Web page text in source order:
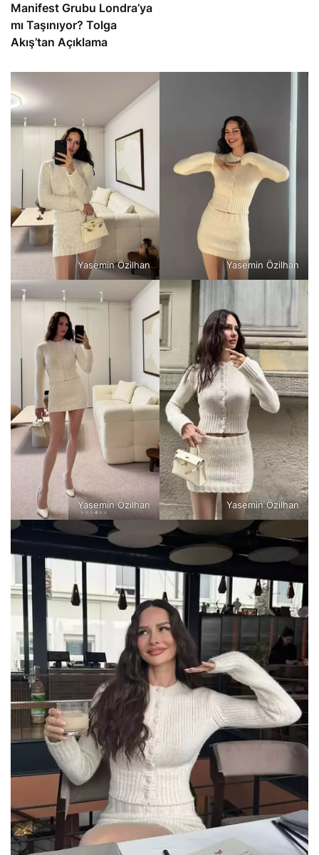
Manifest Grubu Londra’ya
mı Taşınıyor? Tolga
Akış’tan Açıklama
Yasemin Özilhan Yasemin Özilhan
Yasemin Özilhan Yasemin Özilhan